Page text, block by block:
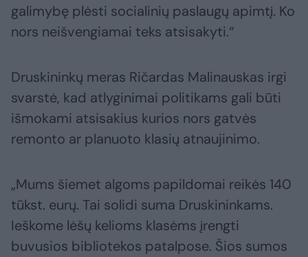
galimybę plėsti socialinių paslaugų apimtį. Ko
nors neišvengiamai teks atsisakyti.“
Druskininkų meras Ričardas Malinauskas irgi
svarstė, kad atlyginimai politikams gali būti
išmokami atsisakius kurios nors gatvės
remonto ar planuoto klasių atnaujinimo.
„Mums šiemet algoms papildomai reikės 140
tūkst. eurų. Tai solidi suma Druskininkams.
Ieškome lėšų kelioms klasėms įrengti
buvusios bibliotekos patalpose. Šios sumos